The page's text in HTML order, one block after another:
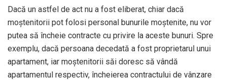
Dacă un astfel de act nu a fost eliberat, chiar dacă
moștenitorii pot folosi personal bunurile moștenite, nu vor
putea să încheie contracte cu privire la aceste bunuri. Spre
exemplu, dacă persoana decedată a fost proprietarul unui
apartament, iar moștenitorii săi doresc să vândă
apartamentul respectiv, încheierea contractului de vânzare